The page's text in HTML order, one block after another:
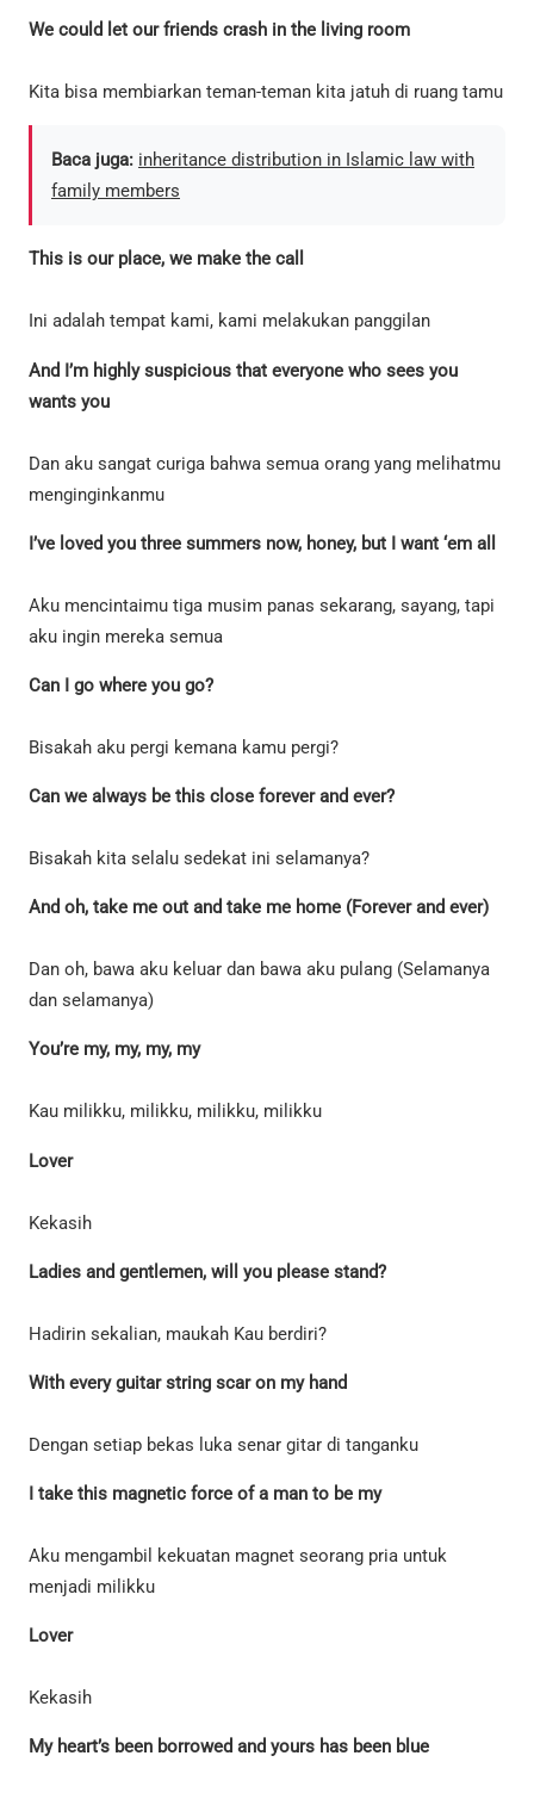
We could let our friends crash in the living room
Kita bisa membiarkan teman-teman kita jatuh di ruang tamu
Baca juga: inheritance distribution in Islamic law with
family members
This is our place, we make the call
Ini adalah tempat kami, kami melakukan panggilan
And I’m highly suspicious that everyone who sees you
wants you
Dan aku sangat curiga bahwa semua orang yang melihatmu
menginginkanmu
I’ve loved you three summers now, honey, but I want ‘em all
Aku mencintaimu tiga musim panas sekarang, sayang, tapi
aku ingin mereka semua
Can I go where you go?
Bisakah aku pergi kemana kamu pergi?
Can we always be this close forever and ever?
Bisakah kita selalu sedekat ini selamanya?
And oh, take me out and take me home (Forever and ever)
Dan oh, bawa aku keluar dan bawa aku pulang (Selamanya
dan selamanya)
You’re my, my, my, my
Kau milikku, milikku, milikku, milikku
Lover
Kekasih
Ladies and gentlemen, will you please stand?
Hadirin sekalian, maukah Kau berdiri?
With every guitar string scar on my hand
Dengan setiap bekas luka senar gitar di tanganku
I take this magnetic force of a man to be my
Aku mengambil kekuatan magnet seorang pria untuk
menjadi milikku
Lover
Kekasih
My heart’s been borrowed and yours has been blue